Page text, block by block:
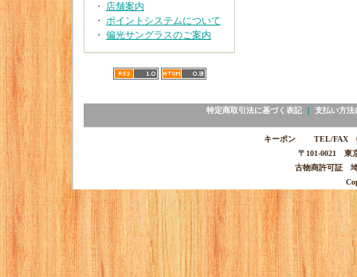
・ 店舗案内
・ ポイントシステムについて
・ 偏光サングラスのご案内
特定商取引法に基づく表記｜ 支払い方法
キーポン TEL/FAX
〒101-0021 東
古物商許可証